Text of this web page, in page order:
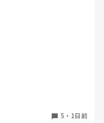
のですが、プリセ
同じ病棟の先輩で
きません。
5 ・ 1日前